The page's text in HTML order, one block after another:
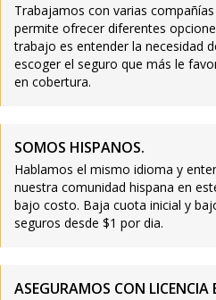
Trabajamos con varias
permite ofrecer diferentes
trabajo es entender la necesidad
escoger el seguro que más le
en cobertura.
SOMOS HISPANOS.
Hablamos el mismo idioma y
nuestra comunidad hispana en
bajo costo. Baja cuota inicial y
seguros desde $1 por dia.
ASEGURAMOS CON LICENCIA